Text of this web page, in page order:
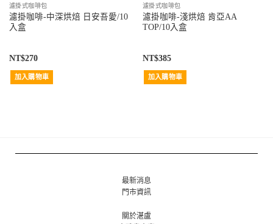
濾掛式咖啡包
濾掛咖啡-中深烘焙 日安吾愛/10
入盒
NT$270
加入購物車
濾掛式咖啡包
濾掛咖啡-淺烘焙 肯亞AA
TOP/10入盒
NT$385
加入購物車
最新消息
門市資訊
關於湛盧